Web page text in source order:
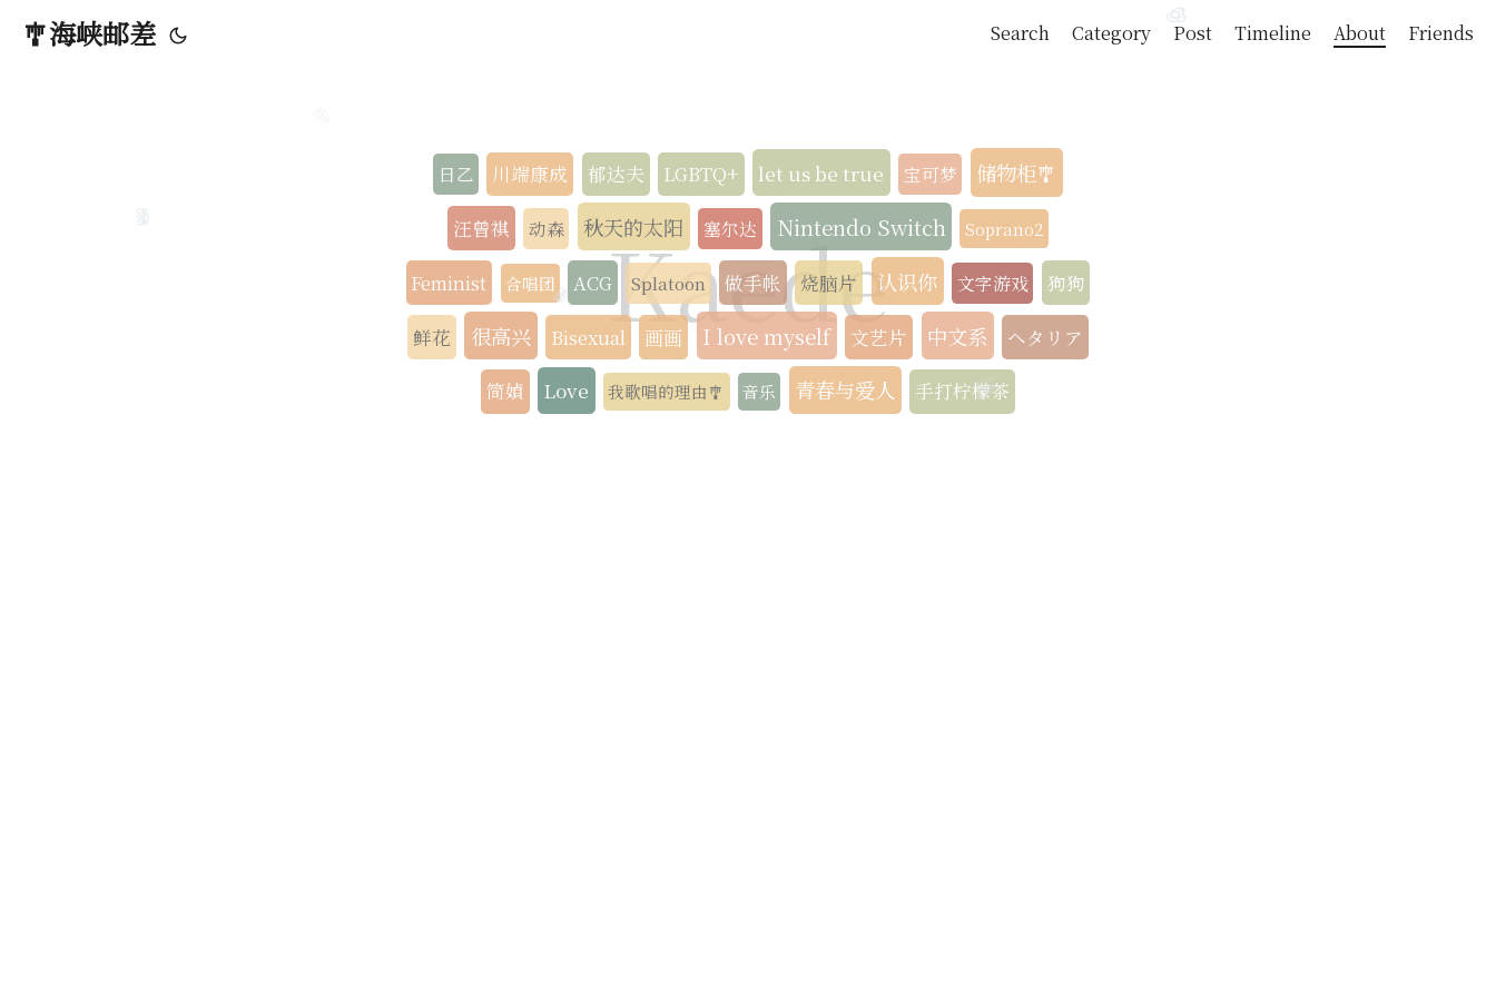
🎐海峡邮差 Search Category Post Timeline About Friends
日乙 川端康成 郁达夫 LGBTQ+ let us be true 宝可梦 储物柜
汪曾祺 动森 秋天的太阳 塞尔达 Nintendo Switch Soprano2
Feminist 合唱团 ACG Splatoon 做手帐 烧脑片 认识你 文字游戏 狗狗
鲜花 很高兴 Bisexual 画画 I love myself 文艺片 中文系 ヘタリア
简媜 Love 我歌唱的理由 音乐 青春与爱人 手打柠檬茶
Kaede
🐬
🪼
🧊